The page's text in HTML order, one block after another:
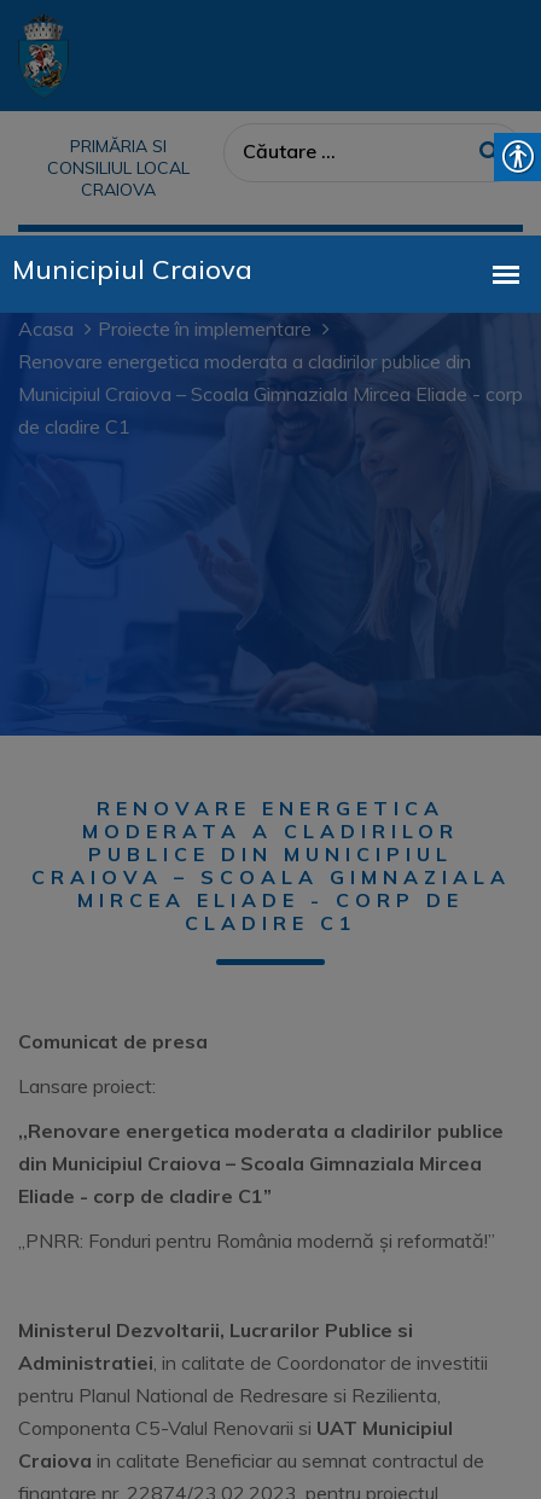
PRIMĂRIA SI
CONSILIUL LOCAL
CRAIOVA
Acasa
Proiecte în implementare
Renovare energetica moderata a cladirilor publice din
Municipiul Craiova – Scoala Gimnaziala Mircea Eliade - corp
de cladire C1
RENOVARE ENERGETICA
MODERATA A CLADIRILOR
PUBLICE DIN MUNICIPIUL
CRAIOVA – SCOALA GIMNAZIALA
MIRCEA ELIADE - CORP DE
CLADIRE C1
Comunicat de presa
Lansare proiect:
,,Renovare energetica moderata a cladirilor publice
din Municipiul Craiova – Scoala Gimnaziala Mircea
Eliade - corp de cladire C1”
„PNRR: Fonduri pentru România modernă și reformată!”
Ministerul Dezvoltarii, Lucrarilor Publice si
Administratiei, in calitate de Coordonator de investitii
pentru Planul National de Redresare si Rezilienta,
Componenta C5-Valul Renovarii si UAT Municipiul
Craiova in calitate Beneficiar au semnat contractul de
finantare nr. 22874/23.02.2023, pentru proiectul